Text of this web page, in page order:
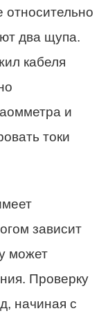
относительно
два щупа.
кабеля
и
токи
зависит
может
Проверку
начиная с